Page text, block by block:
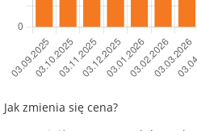
Jak zmienia się cena?